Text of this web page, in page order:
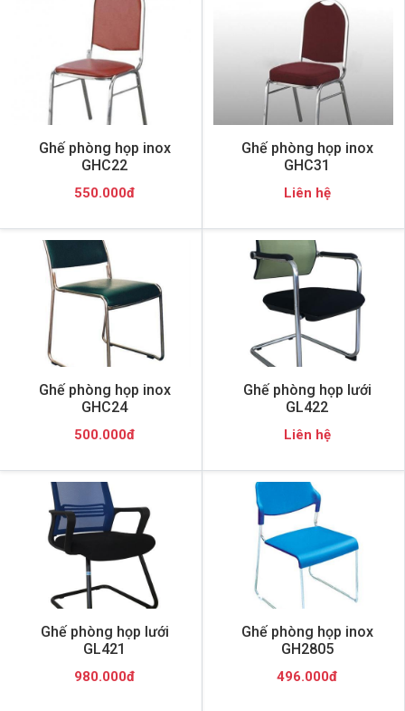
Ghế phòng họp inox
GHC22
550.000đ
Ghế phòng họp inox
GHC31
Liên hệ
Ghế phòng họp inox
GHC24
500.000đ
Ghế phòng họp lưới
GL422
Liên hệ
Ghế phòng họp lưới
GL421
980.000đ
Ghế phòng họp inox
GH2805
496.000đ